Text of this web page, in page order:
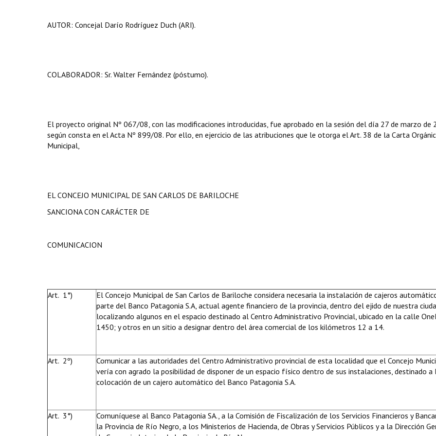
AUTOR: Concejal Darío Rodríguez Duch (ARI).
COLABORADOR: Sr. Walter Fernández (póstumo).
El proyecto original Nº 067/08, con las modificaciones introducidas, fue aprobado en la sesión del día 27 de marzo de
según consta en el Acta Nº 899/08. Por ello, en ejercicio de las atribuciones que le otorga el Art. 38 de la Carta
Municipal,
EL CONCEJO MUNICIPAL DE SAN CARLOS DE BARILOCHE
SANCIONA CON CARÁCTER DE
COMUNICACION
Art. 1°)
El Concejo Municipal de San Carlos de Bariloche considera necesaria la instalación de cajeros
parte del Banco Patagonia S.A, actual agente financiero de la provincia, dentro del ejido de nuestra
localizando algunos en el espacio destinado al Centro Administrativo Provincial, ubicado en la calle
1450; y otros en un sitio a designar dentro del área comercial de los kilómetros 12 a 14.
Art. 2º)
Comunicar a las autoridades del Centro Administrativo provincial de esta localidad que el Concejo
vería con agrado la posibilidad de disponer de un espacio físico dentro de sus instalaciones, destinado a
colocación de un cajero automático del Banco Patagonia S.A.
Art. 3°)
Comuníquese al Banco Patagonia SA., a la Comisión de Fiscalización de los Servicios Financieros y
la Provincia de Río Negro, a los Ministerios de Hacienda, de Obras y Servicios Públicos y a la Dirección